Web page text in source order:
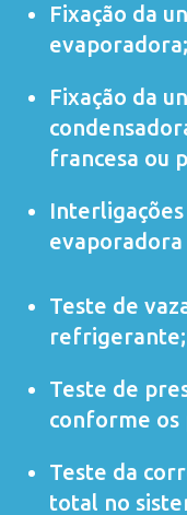
Fixação da
evaporadora;
Fixação da
francesa ou
evaporadora
Teste de
refrigerante;
Teste de
conforme os
Teste da
total no